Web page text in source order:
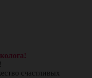
счастливых